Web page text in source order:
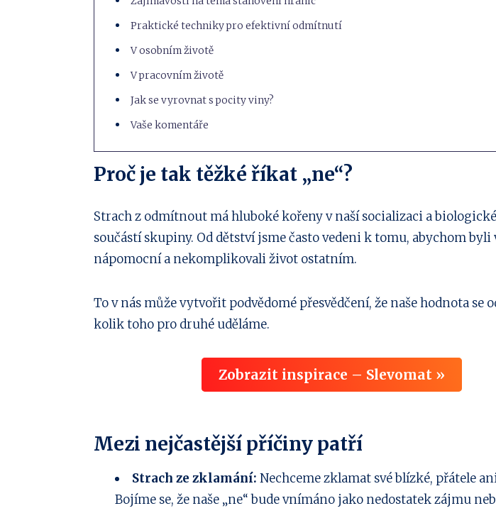
Praktické techniky pro efektivní odmítnutí
V osobním životě
V pracovním životě
Jak se vyrovnat s pocity viny?
Vaše komentáře
Proč je tak těžké říkat „ne“?
Strach z odmítnout má hluboké kořeny v naší socializaci a
součástí skupiny. Od dětství jsme často vedeni k tomu, abychom byli
nápomocní a nekomplikovali život ostatním.
To v nás může vytvořit podvědomé přesvědčení, že naše hodnota se
kolik toho pro druhé uděláme.
Zobrazit inspirace – Slevomat »
Mezi nejčastější příčiny patří
Strach ze zklamání: Nechceme zklamat své blízké, přátele
Bojíme se, že naše „ne“ bude vnímáno jako nedostatek zájmu